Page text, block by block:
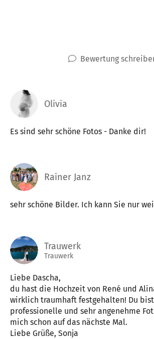
Bewertung
Olivia
Es sind sehr schöne Fotos - Danke dir!
Rainer Janz
sehr schöne Bilder. Ich kann Sie nur
Trauwerk
Trauwerk
Liebe Dascha,
du hast die Hochzeit von René und
wirklich traumhaft festgehalten! Du
professionelle und sehr angenehme
mich schon auf das nächste Mal.
Liebe Grüße, Sonja